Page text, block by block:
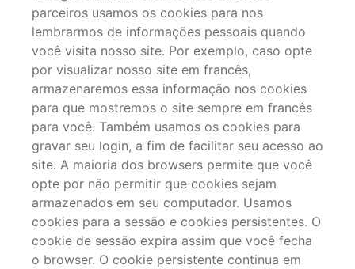
parceiros usamos os cookies para nos
lembrarmos de informações pessoais quando
você visita nosso site. Por exemplo, caso opte
por visualizar nosso site em francês,
armazenaremos essa informação nos cookies
para que mostremos o site sempre em francês
para você. Também usamos os cookies para
gravar seu login, a fim de facilitar seu acesso ao
site. A maioria dos browsers permite que você
opte por não permitir que cookies sejam
armazenados em seu computador. Usamos
cookies para a sessão e cookies persistentes. O
cookie de sessão expira assim que você fecha
o browser. O cookie persistente continua em